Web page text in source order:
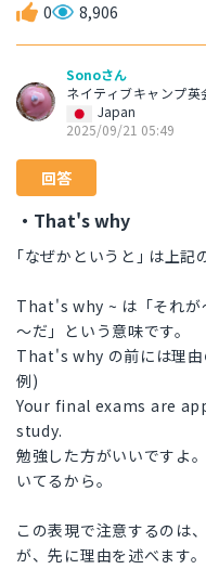
0 8,906
Sonoさん
ネイティブキャンプ英
Japan
2025/09/21 05:49
回答
・That's why
｢なぜかというと｣ は上記
That's why ~ は「それが
～だ」という意味です。
That's why の前には理由
例)
Your final exams are
study.
勉強した方がいいですよ
いてるから。
この表現で注意するのは
が、先に理由を述べます。